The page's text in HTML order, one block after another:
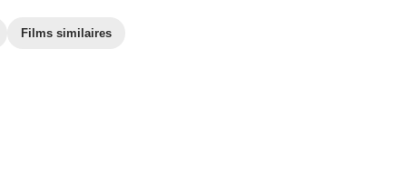
Films similaires